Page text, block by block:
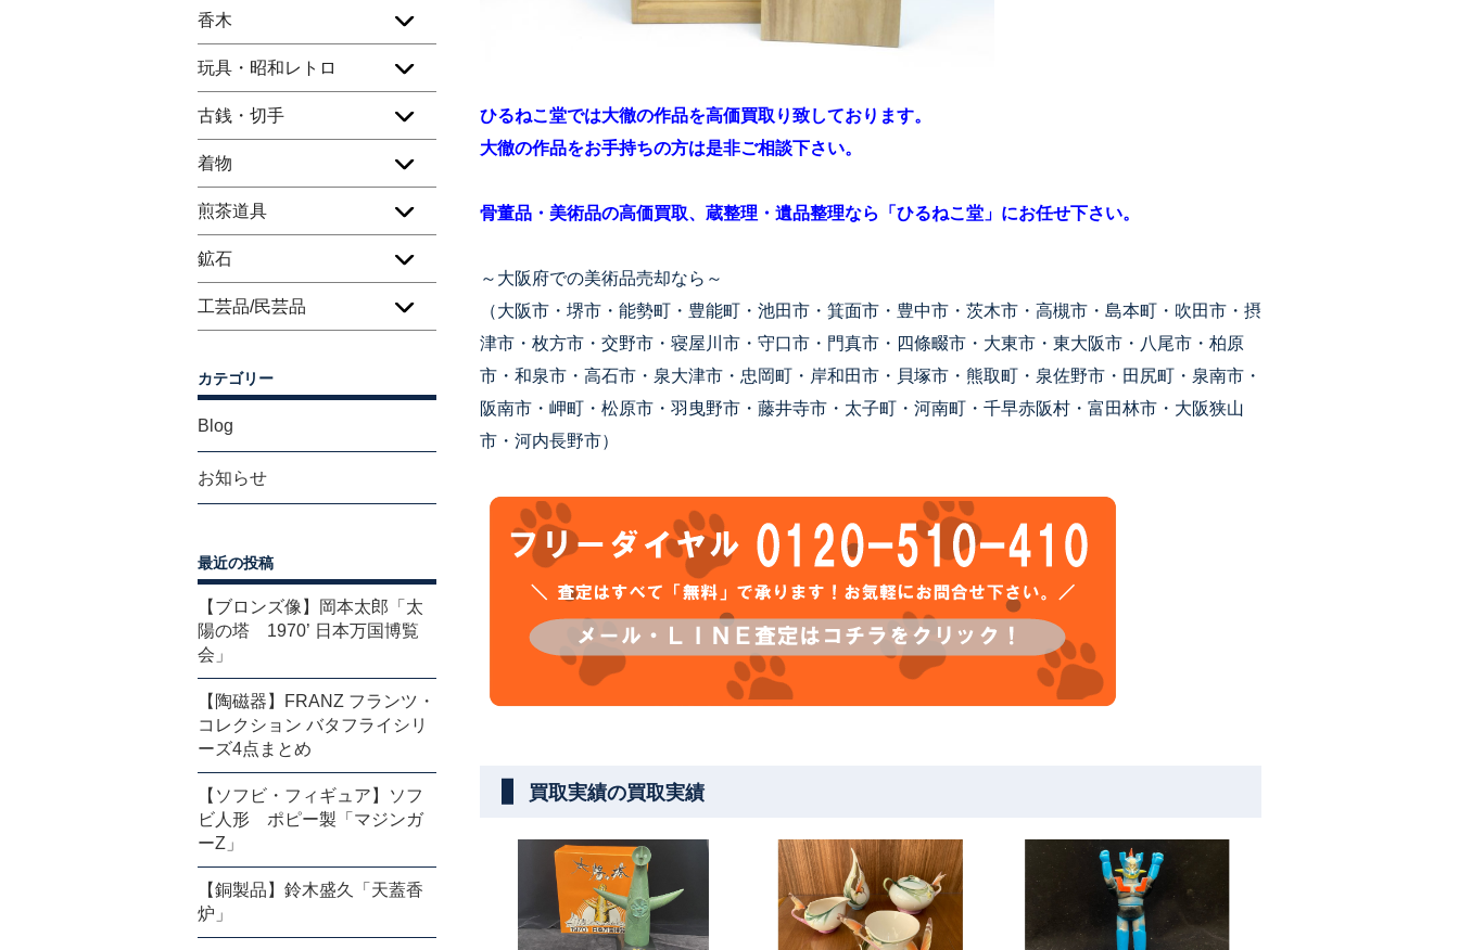
ひるねこ堂では大徹の作品を高価買取り致しております。
大徹の作品をお手持ちの方は是非ご相談下さい。
骨董品・美術品の高価買取、蔵整理・遺品整理なら「ひるねこ堂」にお任せ下さい。
～大阪府での美術品売却なら～
（大阪市・堺市・能勢町・豊能町・池田市・箕面市・豊中市・茨木市・高槻市・島本町・吹田市・摂
津市・枚方市・交野市・寝屋川市・守口市・門真市・四條畷市・大東市・東大阪市・八尾市・柏原
市・和泉市・高石市・泉大津市・忠岡町・岸和田市・貝塚市・熊取町・泉佐野市・田尻町・泉南市・
阪南市・岬町・松原市・羽曳野市・藤井寺市・太子町・河南町・千早赤阪村・富田林市・大阪狭山
市・河内長野市）
買取実績の買取実績
香木
玩具・昭和レトロ
古銭・切手
着物
煎茶道具
鉱石
工芸品/民芸品
カテゴリー
Blog
お知らせ
最近の投稿
【ブロンズ像】岡本太郎「太
陽の塔 1970’ 日本万国博覧
会」
【陶磁器】FRANZ フランツ・
コレクション バタフライシリ
ーズ4点まとめ
【ソフビ・フィギュア】ソフ
ビ人形 ポピー製「マジンガ
ーZ」
【銅製品】鈴木盛久「天蓋香
炉」